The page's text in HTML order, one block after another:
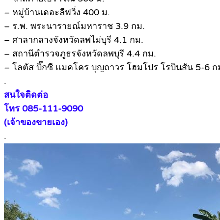
– หมู่บ้านเดอะลีฟวิ่ง 400 ม.
– ร.พ. พระนารายณ์มหาราช 3.9 กม.
– ศาลากลางจังหวัดลพไม่บุรี 4.1 กม.
– สถานีตำรวจภูธรจังหวัดลพบุรี 4.4 กม.
– โลตัส บิ๊กซี แมคโคร บุญถาวร โฮมโปร โรบินสัน 5-6 ก
.
สนใจติดต่อ
โทร 085-111-9090
(เจ้าของขายเอง)
.